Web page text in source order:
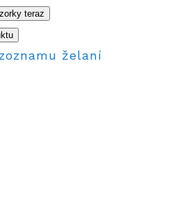
teraz
želaní